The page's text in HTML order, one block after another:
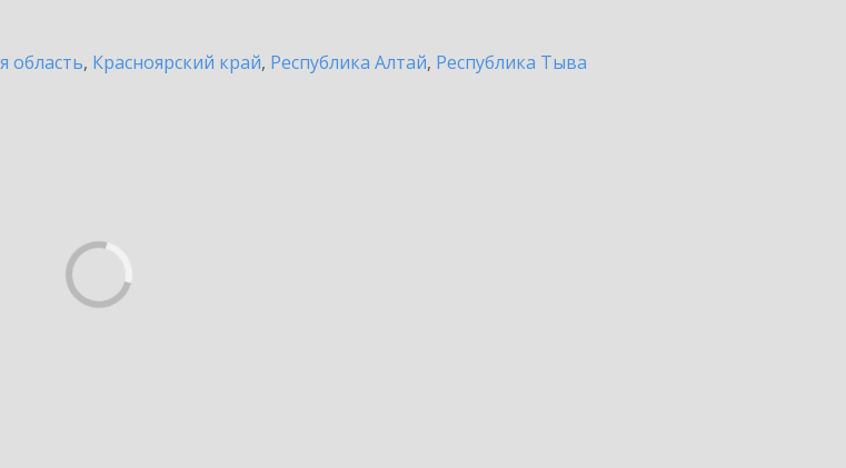
область, Красноярский край, Республика Алтай, Республика Тыва